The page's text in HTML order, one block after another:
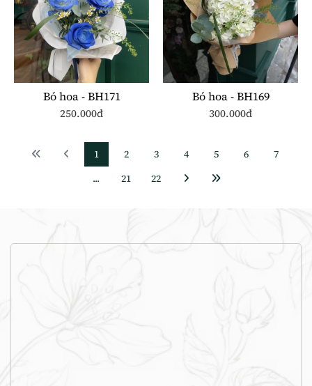
Bó hoa - BH171
250.000đ
Bó hoa - BH169
300.000đ
1 2 3 4 5 6
7
...
21 22